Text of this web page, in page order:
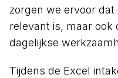
zorgen we ervoor dat
relevant is, maar ook
dagelijkse
Tijdens de Excel